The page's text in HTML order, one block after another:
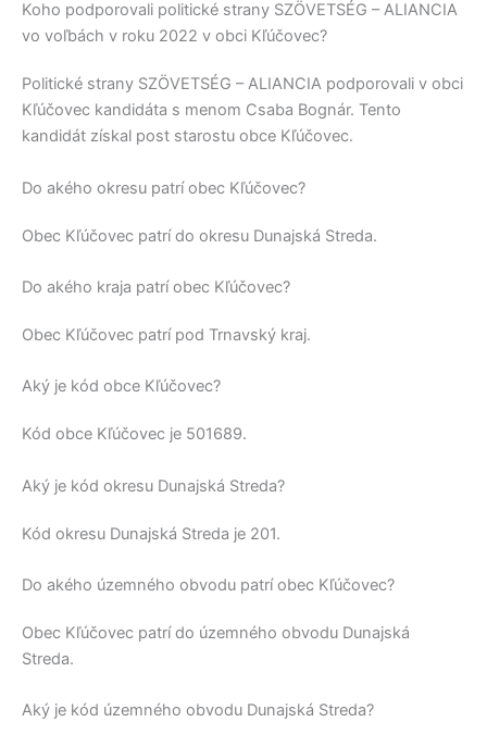
Koho podporovali politické strany SZÖVETSÉG – ALIANCIA
vo voľbách v roku 2022 v obci Kľúčovec?
Politické strany SZÖVETSÉG – ALIANCIA podporovali v obci
Kľúčovec kandidáta s menom Csaba Bognár. Tento
kandidát získal post starostu obce Kľúčovec.
Do akého okresu patrí obec Kľúčovec?
Obec Kľúčovec patrí do okresu Dunajská Streda.
Do akého kraja patrí obec Kľúčovec?
Obec Kľúčovec patrí pod Trnavský kraj.
Aký je kód obce Kľúčovec?
Kód obce Kľúčovec je 501689.
Aký je kód okresu Dunajská Streda?
Kód okresu Dunajská Streda je 201.
Do akého územného obvodu patrí obec Kľúčovec?
Obec Kľúčovec patrí do územného obvodu Dunajská
Streda.
Aký je kód územného obvodu Dunajská Streda?